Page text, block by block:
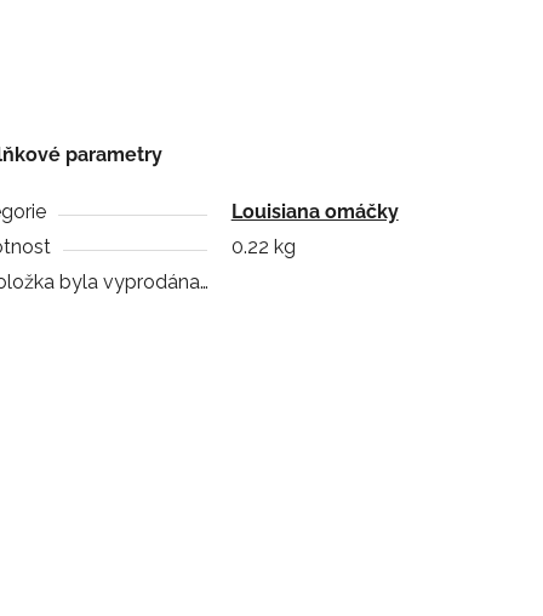
parametry
Louisiana omáčky
0.22 kg
byla vyprodána…